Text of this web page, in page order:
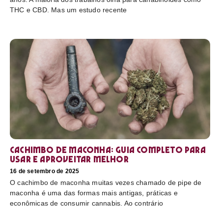
THC e CBD. Mas um estudo recente
Cachimbo de maconha: guia completo para
usar e aproveitar melhor
16 de setembro de 2025
O cachimbo de maconha muitas vezes chamado de pipe de
maconha é uma das formas mais antigas, práticas e
econômicas de consumir cannabis. Ao contrário